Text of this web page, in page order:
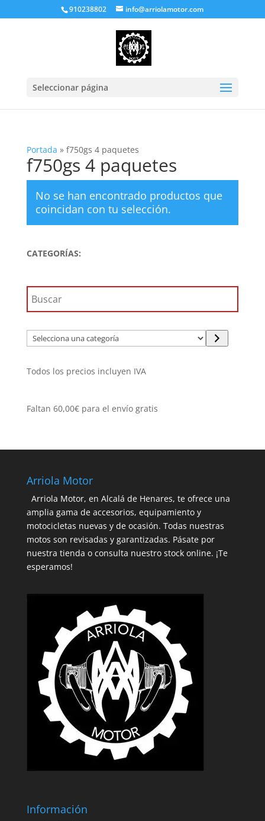
910238802 info@arriolamotor.com
Seleccionar página
Portada » f750gs 4 paquetes
f750gs 4 paquetes
No se han encontrado productos que
coincidan con tu selección.
CATEGORÍAS:
Selecciona
una
Todos los precios incluyen IVA
Faltan 60,00€para el envío gratis
Arriola Motor
Arriola Motor, en Alcalá de Henares, te ofrece una
amplia gama de accesorios, equipamiento y
motocicletas nuevas y de ocasión. Todas nuestras
motos son revisadas y garantizadas. Pásate por
nuestra tienda o consulta nuestro stock online. ¡Te
esperamos!
Información